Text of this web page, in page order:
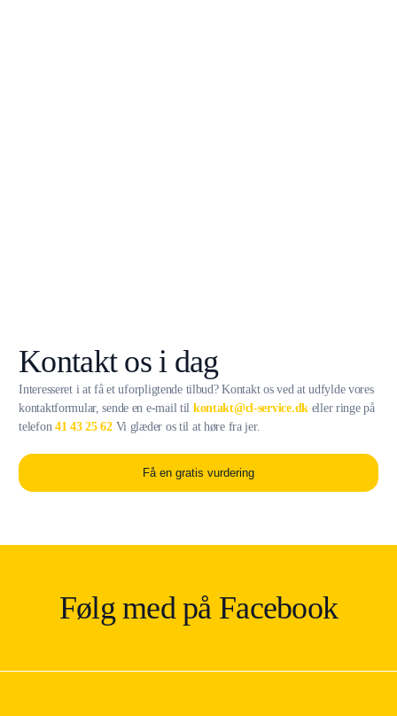
Kontakt os i dag
Interesseret i at få et uforpligtende tilbud? Kontakt os ved at udfylde vores
kontaktformular, sende en e-mail til kontakt@cl-service.dkeller ringe på
telefon 41 43 25 62Vi glæder os til at høre fra jer.
Få en gratis vurdering
Følg med på Facebook